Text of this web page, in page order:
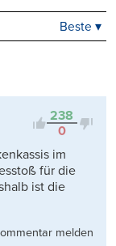
Beste ▾
238
0
im
für die
ist die
melden